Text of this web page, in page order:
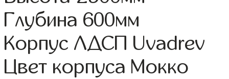
Глубина 600мм
Корпус ЛДСП Uvadrev
Цвет корпуса Мокко